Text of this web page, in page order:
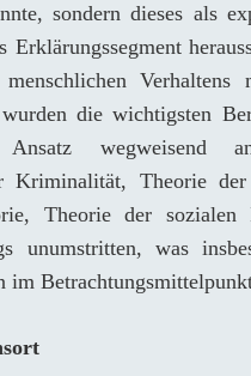
sondern dieses als
Erklärungssegment
Verhaltens
die wichtigsten
wegweisend
Kriminalität, Theorie
Theorie der
unumstritten, was
im